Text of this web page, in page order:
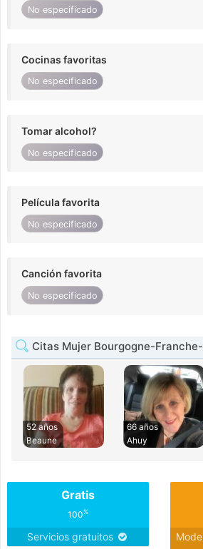
No especificado
Cocinas favoritas
No especificado
Tomar alcohol?
No especificado
Película favorita
No especificado
Canción favorita
No especificado
Citas Mujer Bourgogne-
52 años
Beaune
66 años
Ahuy
Gratis
100%
Servicios gratuitos